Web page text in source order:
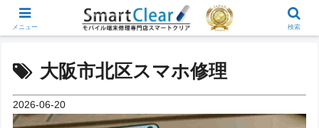
大阪市北区スマホ修理
2026-06-20
メニュー 検索